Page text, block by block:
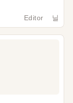
Editor 닐